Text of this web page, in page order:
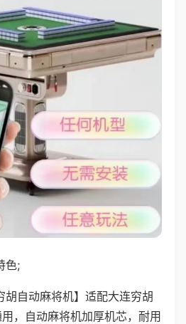
色;
胡自动麻将机】适配大连穷胡
，自动麻将机加厚机芯，耐用